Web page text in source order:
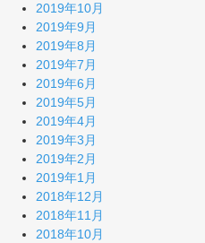
2019年10月
2019年9月
2019年8月
2019年7月
2019年6月
2019年5月
2019年4月
2019年3月
2019年2月
2019年1月
2018年12月
2018年11月
2018年10月